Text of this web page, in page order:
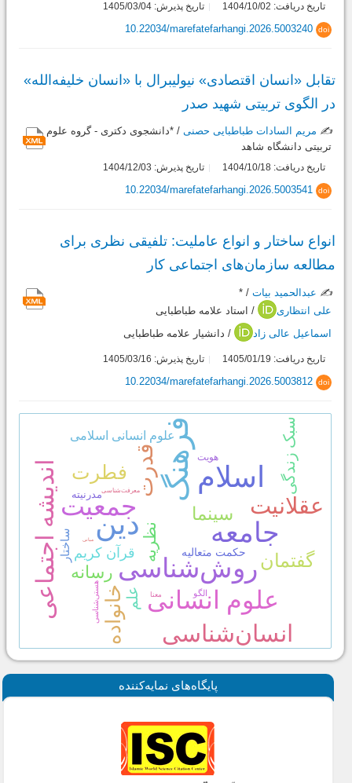
تاریخ دریافت: 1404/10/02 تاریخ پذیرش: 1405/03/04
doi
10.22034/marefatefarhangi.2026.5003240
تقابل «انسان اقتصادی» نیولیبرال با «انسان خلیفه‌الله»
در الگوی تربیتی شهید صدر
✍️ مریم السادات طباطبایی حصنی / *دانشجوی دکتری - گروه علوم
تربیتی دانشگاه شاهد
تاریخ دریافت: 1404/10/18 تاریخ پذیرش: 1404/12/03
doi
10.22034/marefatefarhangi.2026.5003541
انواع ساختار و انواع عاملیت: تلفیقی نظری برای
مطالعه سازمان‌های اجتماعی کار
✍️ عبدالحمید بیات / *
علی انتظاری
/ استاد علامه طباطبایی
اسماعیل عالی زاد
/ دانشیار علامه طباطبایی
تاریخ دریافت: 1405/01/19 تاریخ پذیرش: 1405/03/16
doi
10.22034/marefatefarhangi.2026.5003812
پايگاه‌های نمايه‌كننده